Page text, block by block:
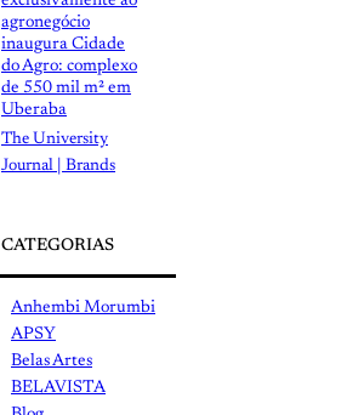
agronegócio
inaugura Cidade
do Agro: complexo
de 550 mil m² em
Uberaba
The University
Journal | Brands
CATEGORIAS
Anhembi Morumbi
APSY
Belas Artes
BELAVISTA